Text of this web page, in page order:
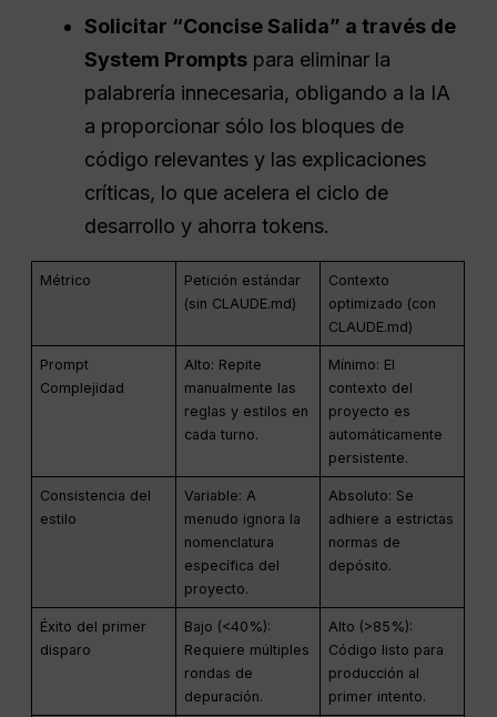
Solicitar “ConciseSalida” a través de
System Prompts para eliminar la
palabrería innecesaria, obligando a la IA
a proporcionar sólo los bloques de
código relevantes y las explicaciones
críticas, lo que acelera el ciclo de
desarrollo y ahorra tokens.
Métrico
Petición estándar
(sin CLAUDE.md)
Contexto
optimizado (con
CLAUDE.md)
Prompt
Complejidad
Alto: Repite
manualmente las
reglas y estilos en
cada turno.
Mínimo: El
contexto del
proyecto es
automáticamente
persistente.
Consistencia del
estilo
Variable: A
menudo ignora la
nomenclatura
específica del
proyecto.
Absoluto: Se
adhiere a estrictas
normas de
depósito.
Éxito del primer
disparo
Bajo (<40%):
Requiere múltiples
rondas de
depuración.
Alto (>85%):
Código listo para
producción al
primer intento.